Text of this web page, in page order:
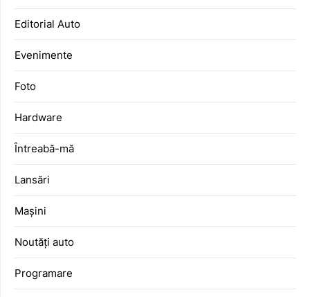
Editorial Auto
Evenimente
Foto
Hardware
Întreabă-mă
Lansări
Mașini
Noutăți auto
Programare